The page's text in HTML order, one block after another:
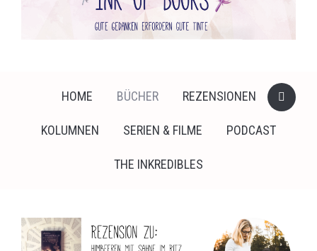
HOME BÜCHER REZENSIONEN
KOLUMNEN SERIEN & FILME PODCAST
THE INKREDIBLES